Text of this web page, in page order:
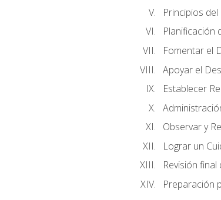
Principios
Planificación
Fomentar el
Apoyar el
Establecer
Observar y
Lograr un
Revisión
Preparación